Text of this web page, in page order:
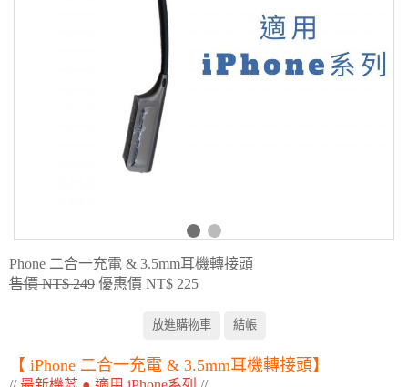
Phone 二合一充電 & 3.5mm耳機轉接頭
售價 NT$ 249 優惠價 NT$ 225
【 iPhone 二合一充電 & 3.5mm耳機轉接頭】